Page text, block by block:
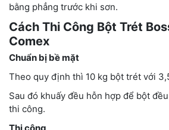
bằng phẳng trước khi sơn.
Cách Thi Công Bột Trét
Comex
Chuẩn bị bề mặt
Theo quy định thì 10 kg bột trét với
Sau đó khuấy đều hỗn hợp để bột
thi công.